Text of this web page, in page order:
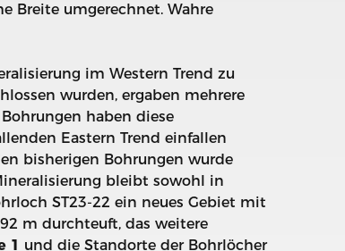
Breite umgerechnet. Wahre
im Western Trend zu
wurden, ergaben mehrere
haben diese
Eastern Trend einfallen
bisherigen Bohrungen wurde
bleibt sowohl in
ST23-22 ein neues Gebiet mit
m durchteuft, das weitere
1 und die Standorte der Bohrlöcher